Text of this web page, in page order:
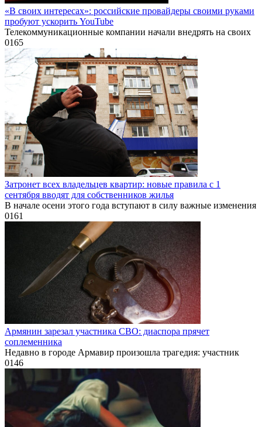
«В своих интересах»: российские провайдеры своими руками
пробуют ускорить YouTube
Телекоммуникационные компании начали внедрять на своих
0165
Затронет всех владельцев квартир: новые правила с 1
сентября вводят для собственников жилья
В начале осени этого года вступают в силу важные изменения
0161
Армянин зарезал участника СВО: диаспора прячет
соплеменника
Недавно в городе Армавир произошла трагедия: участник
0146